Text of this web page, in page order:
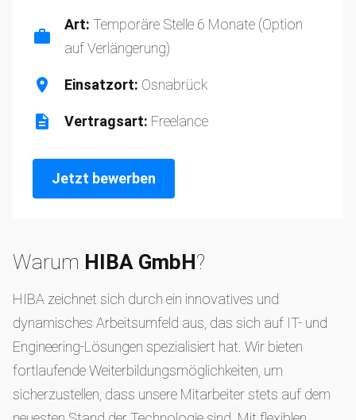
Art: Temporäre Stelle 6 Monate (Option
auf Verlängerung)
Einsatzort: Osnabrück
Vertragsart: Freelance
Jetzt bewerben
Warum HIBA GmbH?
HIBA zeichnet sich durch ein innovatives und
dynamisches Arbeitsumfeld aus, das sich auf IT- und
Engineering-Lösungen spezialisiert hat. Wir bieten
fortlaufende Weiterbildungsmöglichkeiten, um
sicherzustellen, dass unsere Mitarbeiter stets auf dem